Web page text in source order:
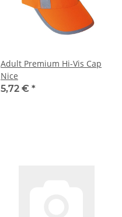
Adult Premium Hi-Vis Cap
Nice
5,72 € *